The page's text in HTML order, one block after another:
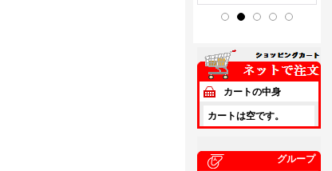
カートの中身
カートは空です。
グループ